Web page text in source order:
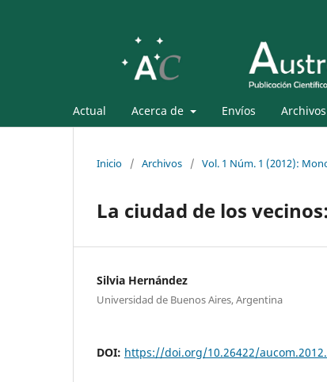
Actual Acerca de Envíos Archivos
Inicio / Archivos / Vol. 1 Núm. 1 (2012):
La ciudad de los
Silvia Hernández
Universidad de Buenos Aires, Argentina
DOI: https://doi.org/10.26422/